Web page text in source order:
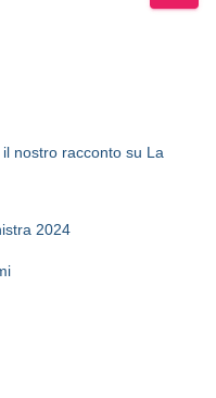
nostro racconto su La
2024